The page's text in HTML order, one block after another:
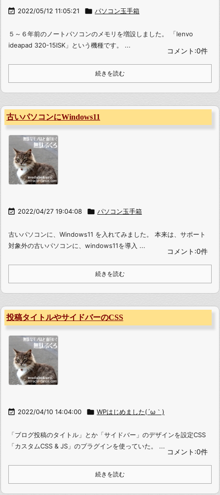
 2022/05/12 11:05:21  パソコン玉手箱
５～６年前のノートパソコンのメモリを増設しました。 「lenvo
ideapad 320-15ISK」という機種です。 ...
コメント:0件
続きを読む
古いパソコンにWindows11
 2022/04/27 19:04:08  パソコン玉手箱
古いパソコンに、Windows11 を入れてみました。 本来は、サポート
対象外の古いパソコンに、windows11を導入 ...
コメント:0件
続きを読む
投稿タイトルやサイドバーのCSS
 2022/04/10 14:04:00  WPはじめました(´ω｀)
「ブログ投稿のタイトル」とか「サイドバー」のデザインを設定CSS
「カスタムCSS & JS」のプラグインを使っていた。 ...
コメント:0件
続きを読む